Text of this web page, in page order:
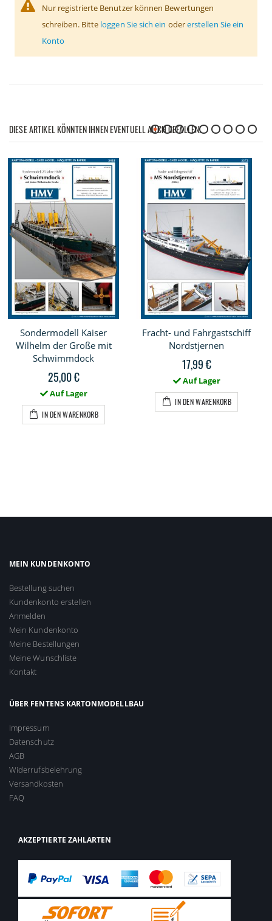
Nur registrierte Benutzer können Bewertungen
schreiben. Bitte loggen Sie sich ein odererstellen Sie ein
Konto
DIESE ARTIKEL KÖNNTEN IHNEN EVENTUELL AUCH GEFALLEN!
Sondermodell Kaiser
Wilhelm der Große mit
Schwimmdock
25,00 €
Auf Lager
IN DEN WARENKORB
Fracht- und Fahrgastschiff
Nordstjernen
17,99 €
Auf Lager
IN DEN WARENKORB
MEIN KUNDENKONTO
Bestellung suchen
Kundenkonto erstellen
Anmelden
Mein Kundenkonto
Meine Bestellungen
Meine Wunschliste
Kontakt
ÜBER FENTENS KARTONMODELLBAU
Impressum
Datenschutz
AGB
Widerrufsbelehrung
Versandkosten
FAQ
AKZEPTIERTE ZAHLARTEN